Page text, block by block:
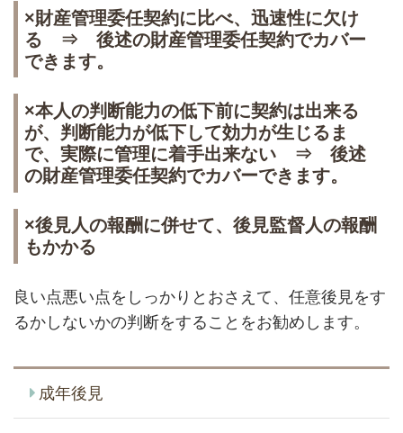
×財産管理委任契約に比べ、迅速性に欠け
る ⇒ 後述の財産管理委任契約でカバー
できます。
×本人の判断能力の低下前に契約は出来る
が、判断能力が低下して効力が生じるま
で、実際に管理に着手出来ない ⇒ 後述
の財産管理委任契約でカバーできます。
×後見人の報酬に併せて、後見監督人の報酬
もかかる
良い点悪い点をしっかりとおさえて、任意後見をす
るかしないかの判断をすることをお勧めします。
成年後見